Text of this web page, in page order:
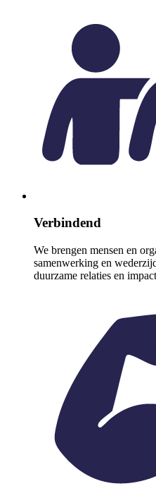
Verbindend
We brengen mensen en
samenwerking en
duurzame relaties en